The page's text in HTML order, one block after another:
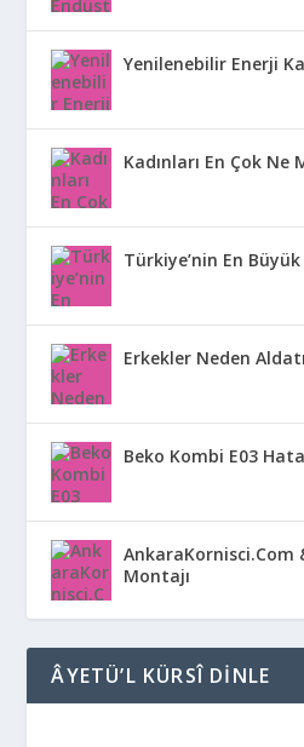
Yenilenebilir Enerji
Kadınları En Çok Ne
Türkiye’nin En
Erkekler Neden
Beko Kombi E03
AnkaraKornisci.Com
Montajı
ÂYETÜ’L KÜRSÎ DINLE